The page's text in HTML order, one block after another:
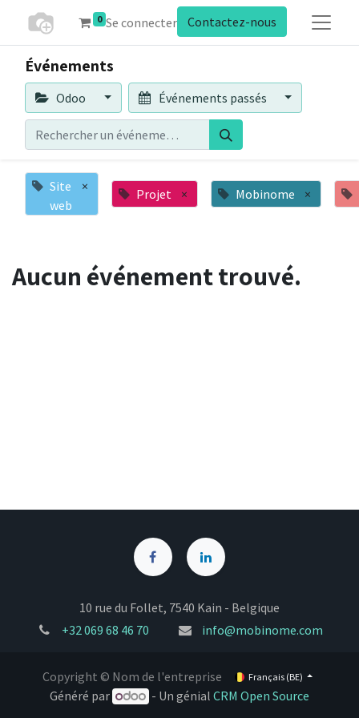
0 Se connecter Contactez-nous
Événements
Odoo Événements passés
Site
web
× Projet × Mobinome ×
Aucun événement trouvé.
10 rue du Follet, 7540 Kain - Belgique
+32 069 68 46 70 info@mobinome.com
Copyright © Nom de l'entreprise Français (BE)
Généré par - Un génialCRM Open Source